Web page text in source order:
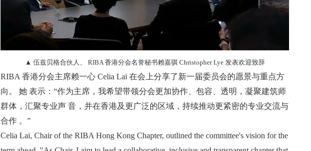
▲ 伍兹贝格合伙人、 RIBA 香港分会名誉秘书赖嘉骐 Christopher Lye 发表欢迎致辞
RIBA 香港分会主席赖一心 Celia Lai 在会上分享了新一届委员会的愿景与重点方
向。 她 表示：“作为主席，我希望带领分会更加协作、包容、透明，凝聚建筑师
群体，汇聚专业声 音，并在香港及更广泛的区域，持续推动更紧密的专业交流与
合作 。”
Celia Lai, Chair of the RIBA Hong Kong Chapter, outlined the committee's vision for the